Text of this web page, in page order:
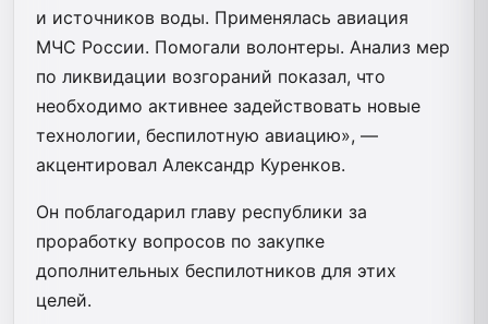
и источников воды. Применялась авиация
МЧС России. Помогали волонтеры. Анализ мер
по ликвидации возгораний показал, что
необходимо активнее задействовать новые
технологии, беспилотную авиацию», —
акцентировал Александр Куренков.
Он поблагодарил главу республики за
проработку вопросов по закупке
дополнительных беспилотников для этих
целей.